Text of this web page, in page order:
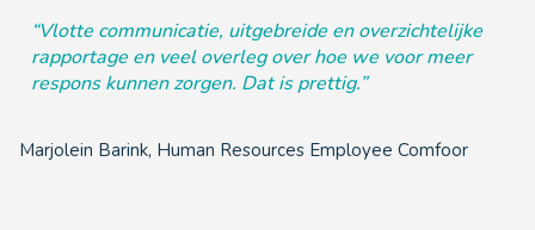
“Vlotte communicatie, uitgebreide en overzichtelijke
rapportage en veel overleg over hoe we voor meer
respons kunnen zorgen. Dat is prettig.”
Marjolein Barink, Human Resources Employee Comfoor